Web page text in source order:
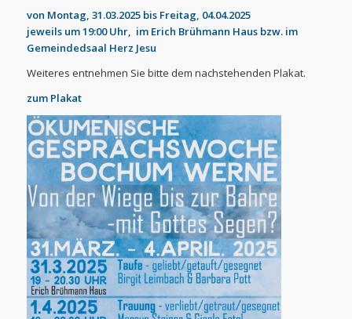
von Montag, 31.03.2025 bis Freitag, 04.04.2025
jeweils um 19:00 Uhr, im Erich Brühmann Haus bzw. im
Gemeindedsaal Herz Jesu
Weiteres entnehmen Sie bitte dem nachstehenden Plakat.
zum Plakat